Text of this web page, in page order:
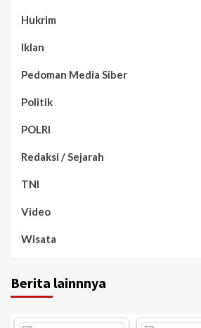
Hukrim
Iklan
Pedoman Media Siber
Politik
POLRI
Redaksi / Sejarah
TNI
Video
Wisata
Berita lainnnya